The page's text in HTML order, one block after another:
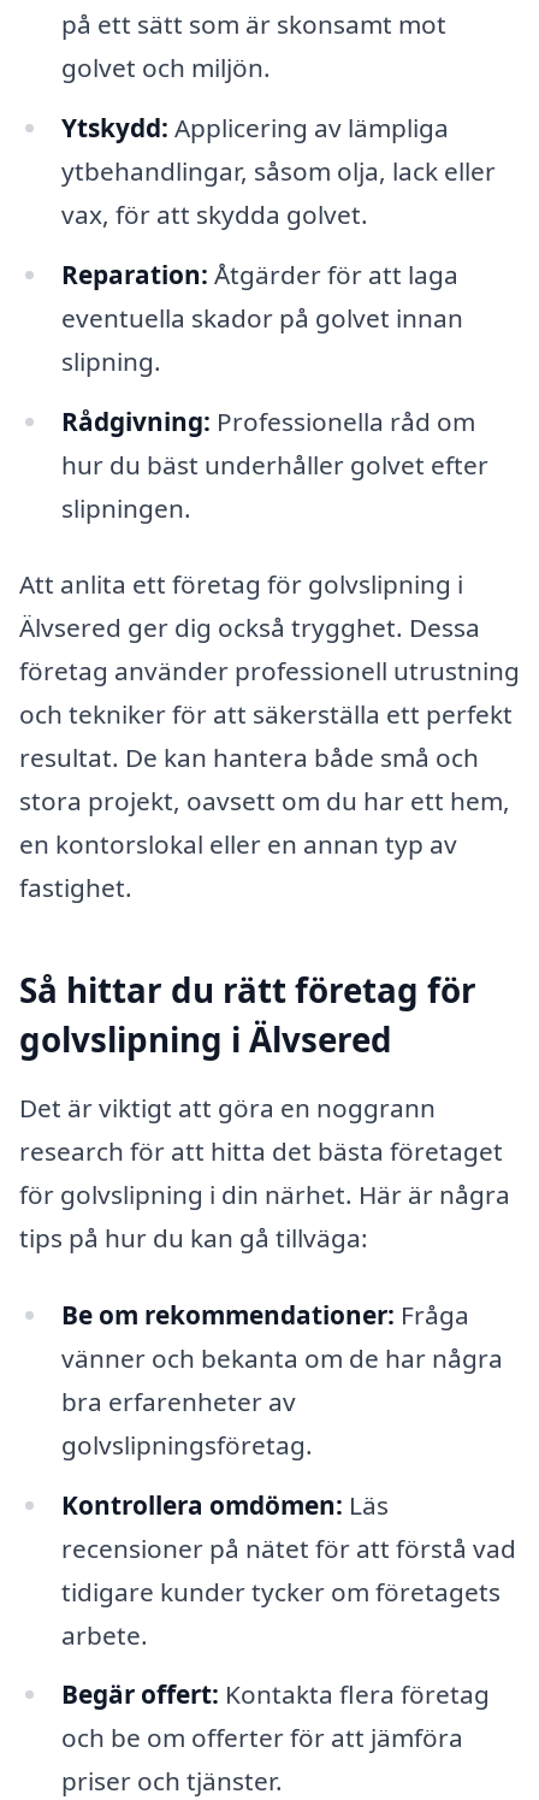
på ett sätt som är skonsamt mot
golvet och miljön.
Ytskydd: Applicering av lämpliga
ytbehandlingar, såsom olja, lack eller
vax, för att skydda golvet.
Reparation: Åtgärder för att laga
eventuella skador på golvet innan
slipning.
Rådgivning: Professionella råd om
hur du bäst underhåller golvet efter
slipningen.
Att anlita ett företag för golvslipning i
Älvsered ger dig också trygghet. Dessa
företag använder professionell utrustning
och tekniker för att säkerställa ett perfekt
resultat. De kan hantera både små och
stora projekt, oavsett om du har ett hem,
en kontorslokal eller en annan typ av
fastighet.
Så hittar du rätt företag för
golvslipning i Älvsered
Det är viktigt att göra en noggrann
research för att hitta det bästa företaget
för golvslipning i din närhet. Här är några
tips på hur du kan gå tillväga:
Be om rekommendationer: Fråga
vänner och bekanta om de har några
bra erfarenheter av
golvslipningsföretag.
Kontrollera omdömen: Läs
recensioner på nätet för att förstå vad
tidigare kunder tycker om företagets
arbete.
Begär offert: Kontakta flera företag
och be om offerter för att jämföra
priser och tjänster.